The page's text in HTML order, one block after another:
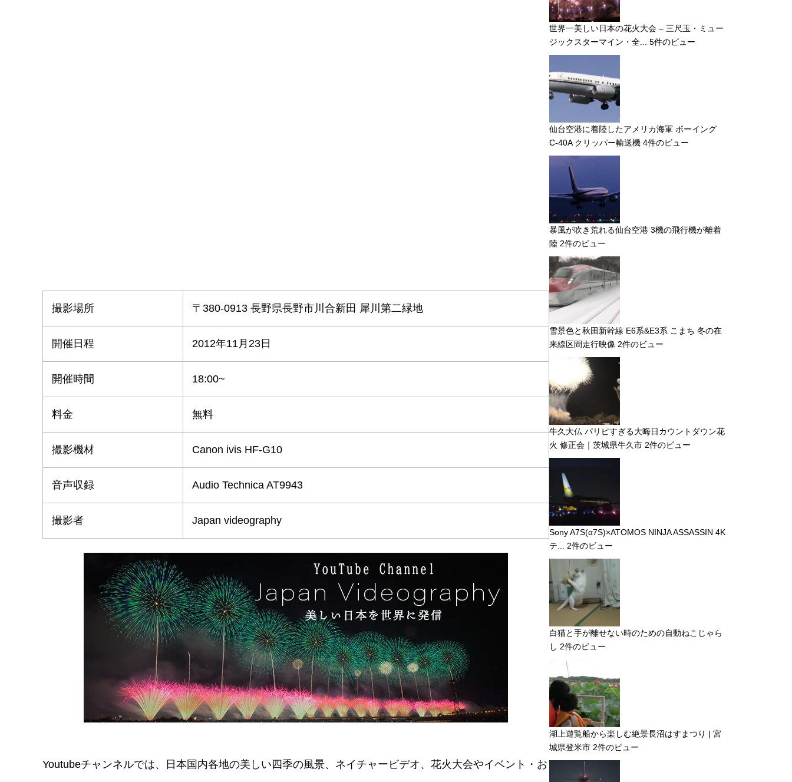
撮影場所 〒380-0913 長野県長野市川合新田 犀川第二緑地
開催日程 2012年11月23日
開催時間 18:00~
料金 無料
撮影機材 Canon ivis HF-G10
音声収録 Audio Technica AT9943
撮影者 Japan videography
Youtubeチャンネルでは、日本国内各地の美しい四季の風景、ネイチャービデオ、花火大会やイベント・お
世界一美しい日本の花火大会 – 三尺玉・ミュー
ジックスターマイン・全...
5件のビュー
仙台空港に着陸したアメリカ海軍 ボーイング
C-40A クリッパー輸送機 4件のビュー
暴風が吹き荒れる仙台空港 3機の飛行機が離着
陸 2件のビュー
雪景色と秋田新幹線 E6系&E3系 こまち 冬の在
来線区間走行映像 2件のビュー
牛久大仏 パリピすぎる大晦日カウントダウン花
火 修正会｜茨城県牛久市 2件のビュー
Sony A7S(α7S)×ATOMOS NINJA ASSASSIN 4K
テ...
2件のビュー
白猫と手が離せない時のための自動ねこじゃら
し 2件のビュー
湖上遊覧船から楽しむ絶景長沼はすまつり | 宮
城県登米市 2件のビュー